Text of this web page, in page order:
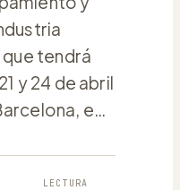
tendrá
y 24 de abril
e…
LECTURA